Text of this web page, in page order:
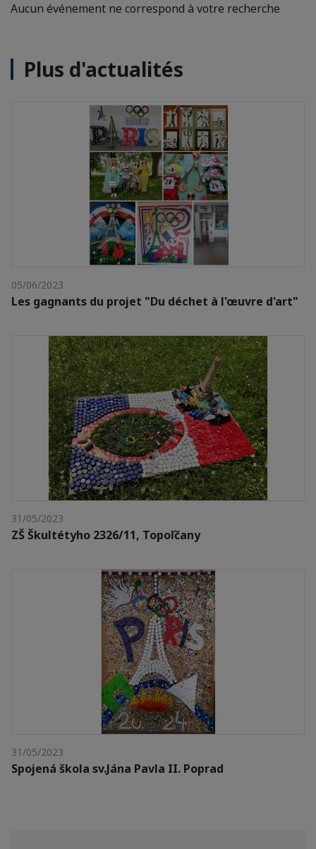
Aucun événement ne correspond à votre recherche
Plus d'actualités
05/06/2023
Les gagnants du projet "Du déchet à l'œuvre d'art"
31/05/2023
ZŠ Škultétyho 2326/11, Topoľčany
31/05/2023
Spojená škola sv.Jána Pavla II. Poprad